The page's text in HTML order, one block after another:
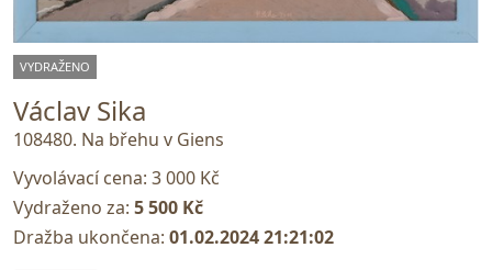
VYDRAŽENO
Václav Sika
108480. Na břehu v Giens
Vyvolávací cena: 3 000 Kč
Vydraženo za: 5 500 Kč
Dražba ukončena: 01.02.2024 21:21:02